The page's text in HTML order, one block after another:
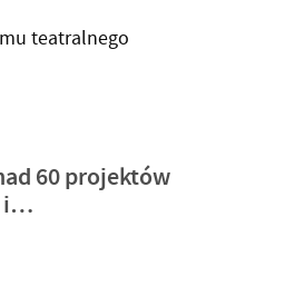
teatralnego
60 projektów
i…